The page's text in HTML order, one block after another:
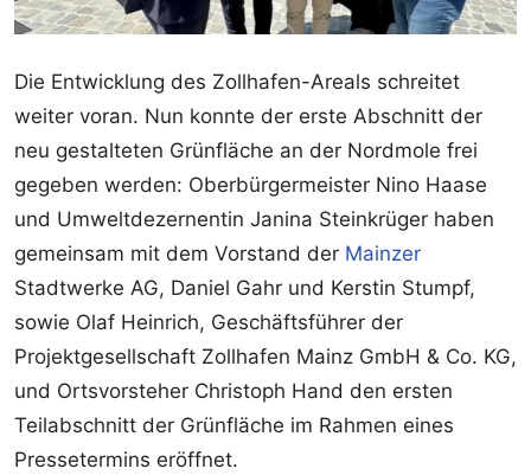
Die Entwicklung des Zollhafen-Areals schreitet
weiter voran. Nun konnte der erste Abschnitt der
neu gestalteten Grünfläche an der Nordmole frei
gegeben werden: Oberbürgermeister Nino Haase
und Umweltdezernentin Janina Steinkrüger haben
gemeinsam mit dem Vorstand der Mainzer
Stadtwerke AG, Daniel Gahr und Kerstin Stumpf,
sowie Olaf Heinrich, Geschäftsführer der
Projektgesellschaft Zollhafen Mainz GmbH & Co. KG,
und Ortsvorsteher Christoph Hand den ersten
Teilabschnitt der Grünfläche im Rahmen eines
Pressetermins eröffnet.